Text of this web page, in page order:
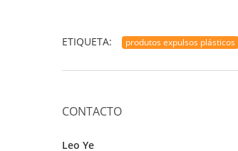
ETIQUETA: produtos expulsos plásticos
CONTACTO
Leo Ye